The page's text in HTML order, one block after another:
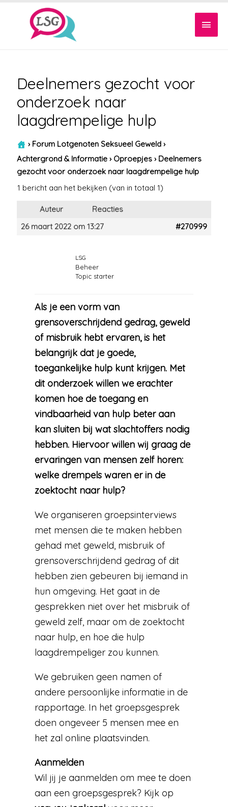
Deelnemers gezocht voor
onderzoek naar
laagdrempelige hulp
› Forum Lotgenoten Seksueel Geweld ›
Achtergrond & Informatie › Oproepjes › Deelnemers
gezocht voor onderzoek naar laagdrempelige hulp
1 bericht aan het bekijken (van in totaal 1)
Auteur
Reacties
26 maart 2022 om 13:27
#270999
LSG
Beheer
Topic starter
Als je een vorm van
grensoverschrijdend gedrag, geweld
of misbruik hebt ervaren, is het
belangrijk dat je goede,
toegankelijke hulp kunt krijgen. Met
dit onderzoek willen we erachter
komen hoe de toegang en
vindbaarheid van hulp beter aan
kan sluiten bij wat slachtoffers nodig
hebben. Hiervoor willen wij graag de
ervaringen van mensen zelf horen:
welke drempels waren er in de
zoektocht naar hulp?
We organiseren groepsinterviews
met mensen die te maken hebben
gehad met geweld, misbruik of
grensoverschrijdend gedrag of dit
hebben zien gebeuren bij iemand in
hun omgeving. Het gaat in de
gesprekken niet over het misbruik of
geweld zelf, maar om de zoektocht
naar hulp, en hoe die hulp
laagdrempeliger zou kunnen.
We gebruiken geen namen of
andere persoonlijke informatie in de
rapportage. In het groepsgesprek
doen ongeveer 5 mensen mee en
het zal online plaatsvinden.
Aanmelden
Wil jij je aanmelden om mee te doen
aan een groepsgesprek? Kijk op